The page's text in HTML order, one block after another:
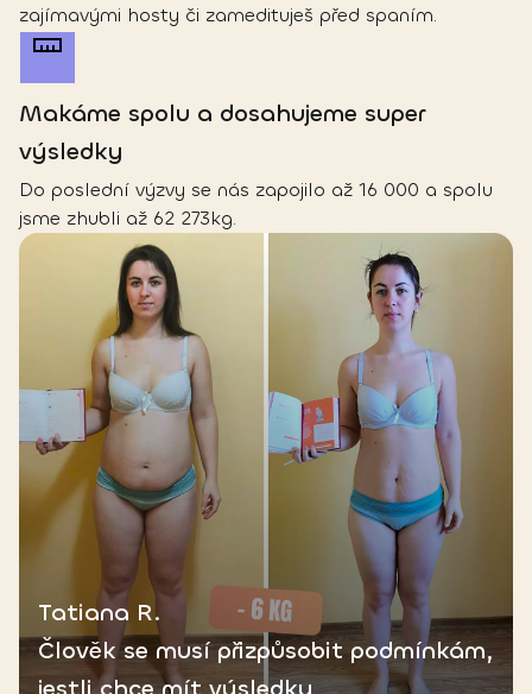
zajímavými hosty či zamedituješ před spaním.
Makáme spolu a dosahujeme super
výsledky
Do poslední výzvy se nás zapojilo až 16 000 a spolu
jsme zhubli až 62 273kg.
Tatiana R.
Člověk se musí přizpůsobit podmínkám,